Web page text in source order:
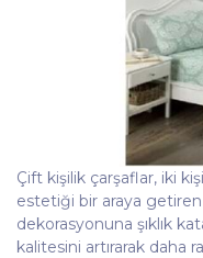
Çift kişilik çarşaflar, iki
estetiği bir araya getiren
dekorasyonuna şıklık
kalitesini artırarak daha